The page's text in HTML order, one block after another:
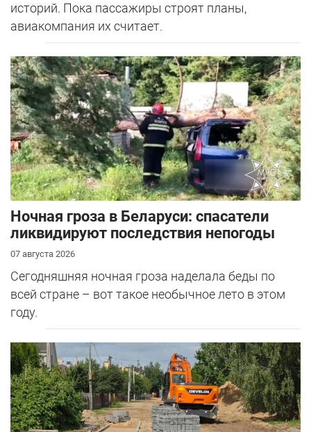
историй. Пока пассажиры строят планы,
авиакомпания их считает.
Ночная гроза в Беларуси: спасатели
ликвидируют последствия непогоды
07 августа 2026
Сегодняшняя ночная гроза наделала беды по
всей стране – вот такое необычное лето в этом
году.